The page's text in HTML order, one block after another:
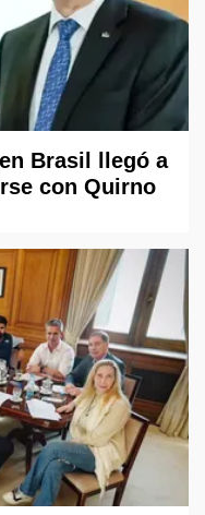
Brasil llegó a
con Quirno